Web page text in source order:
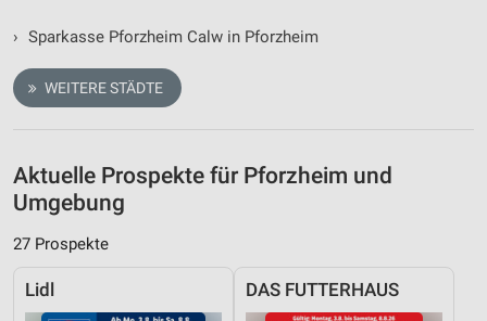
› Sparkasse Pforzheim Calw in Pforzheim
WEITERE STÄDTE
Aktuelle Prospekte für Pforzheim und
Umgebung
27 Prospekte
Lidl DAS FUTTERHAUS